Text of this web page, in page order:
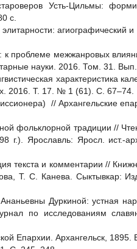
Усть-Цильмы:
с.
агиографический
проблеме межжанровых
науки. 2016. Том. 31.
характеристика
2016. Т. 17. № 1 (61). С. 67–74.
// Архангельские
фольклорной традиции //
Ярославль: Яросл. ист.-
текста и комментарии //
Т. С. Канева. Сыктывкар:
Дуркиной: устная
по исследованиям
Епархии. Архангельск, 1895.